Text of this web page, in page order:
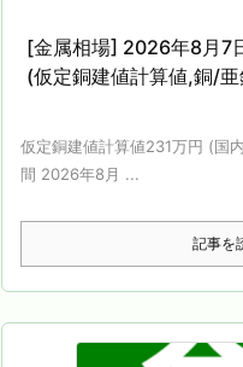
[金属相場] 2026年8月7
(仮定銅建値計算値,銅/
仮定銅建値計算値231万円 (国
間 2026年8月 ...
記事を